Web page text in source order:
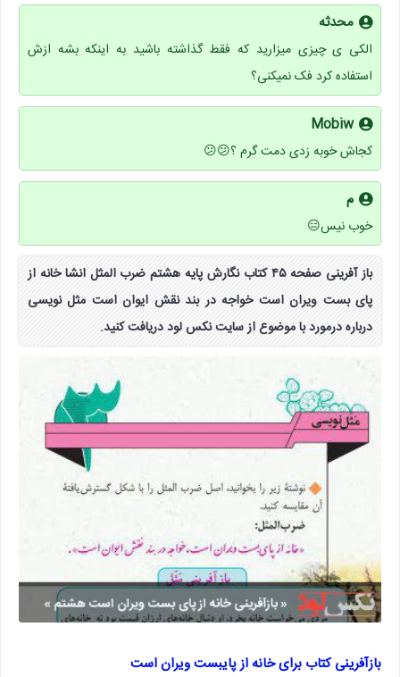
محدثه
الکی ی چیزی میزارید که فقط گذاشته باشید به اینکه بشه ازش
استفاده کرد فک نمیکنی؟
Mobiw
کجاش خوبه زدی دمت گرم ؟😕😕
م
خوب نیس😑
باز آفرینی صفحه ۴۵ کتاب نگارش پایه هشتم ضرب المثل انشا خانه از
پای بست ویران است خواجه در بند نقش ایوان است مثل نویسی
درباره درمورد با موضوع از سایت نکس لود دریافت کنید.
بازآفرینی کتاب برای خانه از پایبست ویران است